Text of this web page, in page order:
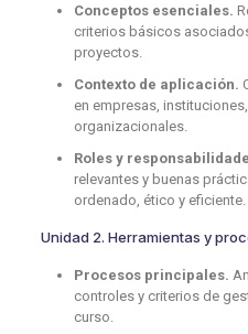
Conceptos esenciales.
criterios básicos
proyectos.
Contexto de aplicación.
en empresas,
organizacionales.
Roles y
relevantes y buenas
ordenado, ético y eficiente.
Unidad 2. Herramientas y
Procesos principales.
controles y criterios de
curso.